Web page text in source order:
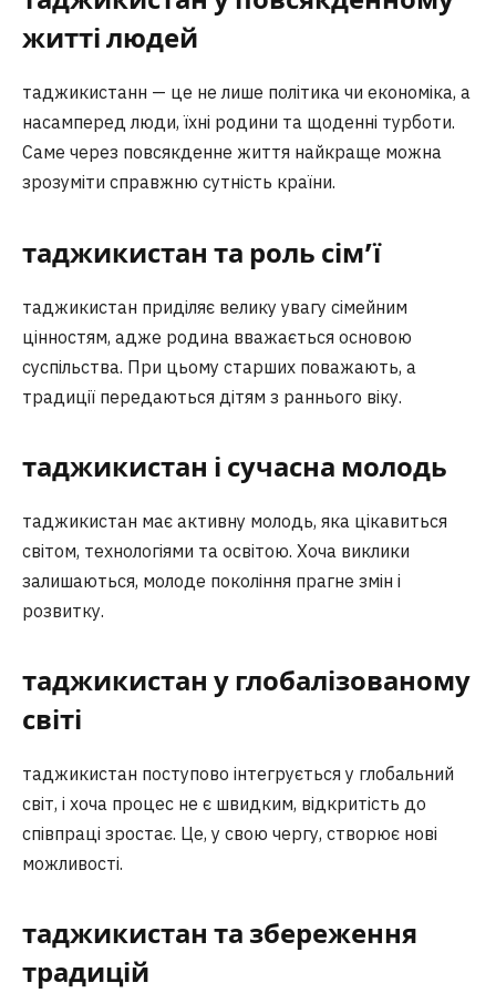
житті людей
таджикистанн — це не лише політика чи економіка, а
насамперед люди, їхні родини та щоденні турботи.
Саме через повсякденне життя найкраще можна
зрозуміти справжню сутність країни.
таджикистан та роль сім’ї
таджикистан приділяє велику увагу сімейним
цінностям, адже родина вважається основою
суспільства. При цьому старших поважають, а
традиції передаються дітям з раннього віку.
таджикистан і сучасна молодь
таджикистан має активну молодь, яка цікавиться
світом, технологіями та освітою. Хоча виклики
залишаються, молоде покоління прагне змін і
розвитку.
таджикистан у глобалізованому
світі
таджикистан поступово інтегрується у глобальний
світ, і хоча процес не є швидким, відкритість до
співпраці зростає. Це, у свою чергу, створює нові
можливості.
таджикистан та збереження
традицій